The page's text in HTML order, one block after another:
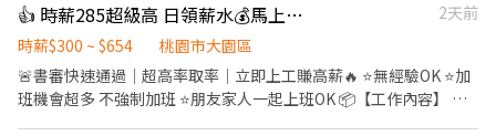
後調夜班 ⭐️上班日期可自選(固定) 👉 有意應徵者，請主動投遞履歷
或洽詢 🔽🔽🔽如何應徵?🔽🔽🔽 👉快速連結：
【https://lin.ee/L61OXnF】 或者 賴ID：@nhy5896h 👉截圖職缺
文 👉私訊留下 【姓名、電話、應徵桃園美光、找霍專員應徵】
👍 時薪285超級高 日領薪水💰馬上可以安排
2天前
時薪$300 ~ $654
桃園市大園區
🚨書審快速通過｜超高率取率｜立即上工賺高薪🔥 ⭐無經驗OK ⭐加
班機會超多 不強制加班 ⭐朋友家人一起上班OK 📦【工作內容】 ✔